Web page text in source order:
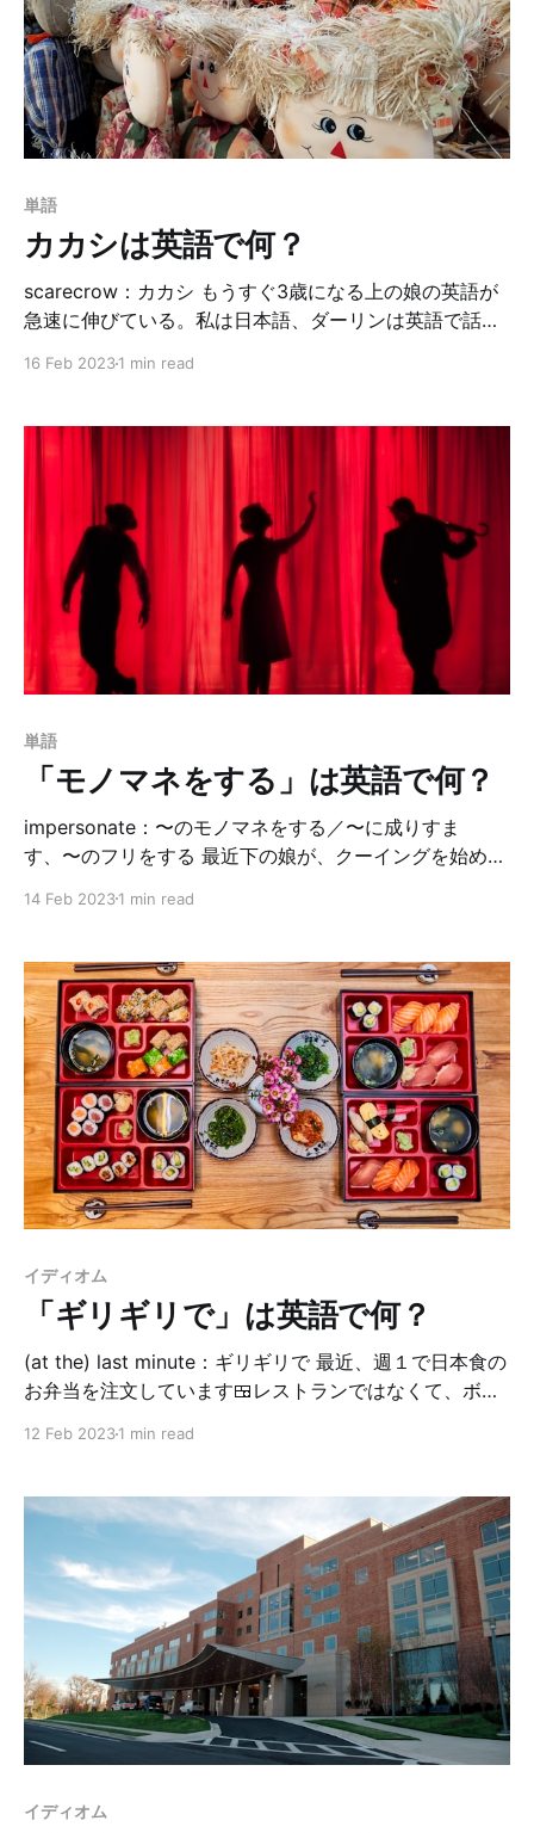
だけども。私だけかな？？getを使ってそんな風に言う
んだ〜と印象に残ったのを覚えています。 get the light
は文脈によって「電気をつける＝turn on the light」と
しても使えます。例えば、夜中に物音で起きた娘と私の
会話。 I heard a
単語
カカシは英語で何？
scarecrow：カカシ もうすぐ3歳になる上の娘の英語が
急速に伸びている。私は日本語、ダーリンは英語で話し
も話せるようになるんだろうな〜と思っていたら、早
速、先日娘が私に、私の知らない英単語を言ってきまし
る機会なんて、ほとんど無いんじゃないかな？でも実
は、アメリカでは結構馴染みがある存在です。なぜな
ら、カカシは秋の風物詩として、アニメや絵本によく出
てきたり、ハロウィーンのデコレーションとしても飾ら
れているからです。どうやら娘は、ダーリンと絵本を読
んでいる時に教わったらしい。 アメリカには広い農場も
多いから、（今はわからないけど）昔はカカシがいっぱ
的なカカシのイメージです。かわいいよね☺️ さて、
scarecrowという単語を分解するとscare・crowとなり
16 Feb 20231 min read
単語
「モノマネをする」は英語で何？
impersonate：〜のモノマネをする／〜に成りすま
す、〜のフリをする 最近下の娘が、クーイングを始めた
しかけています。娘が出している音に合わせて、同じ様
（？）にそっくり！らしいんです。 それがこちら、
Owen WillsonさんのWowです。笑 色んな映画に出てる
人なので、知ってる人も多いんじゃないかな？娘がワ〜
と言ったら、ダーリンがこのWowで返事をしているのを
聞く毎日です。笑 ちなみに、このOwen Willsonさんの
話し方は特徴的で、色んな人がモノマネをしているそう
です。こちらは、Lokiで共演したTom Hidlestonさん
が、Owen Willsonさんのモノマネをしている動画です。
（めちゃ似てる！さすが俳優だね！） さて、前置きが長
くなりましたが、今日の単語はimpersonate＝モノマネ
impersonation」となってるよね。impersonationは名詞
形です。 My husban
14 Feb 20231 min read
イディオム
「ギリギリで」は英語で何？
(at the) last minute：ギリギリで 最近、週１で日本食の
お弁当を注文しています🍱レストランではなくて、ボラ
だ、子供がいる関係で、いつも注文するのは日曜日の夜
になってしまう…バタバタして忘れた時は、夜中にメー
ルしちゃったり。迷惑だよな〜申し訳ないな〜と常々思
っているのです🥲 なので、先日お弁当のオーダーと一緒
に以下の文章も書きました。 Sorry for letting you
know (at the) last minute. 知らせるのがギリギリになっ
てごめんなさい。 英英辞書では、 at the last minute =
at the latest possible moment or opportunity 「可能
である最も遅い瞬間／機会」となっています。「ギリギ
リで」
12 Feb 20231 min read
イディオム